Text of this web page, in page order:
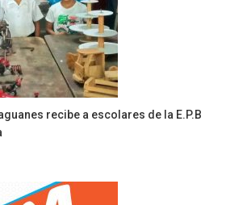
recibe a escolares de la E.P.B